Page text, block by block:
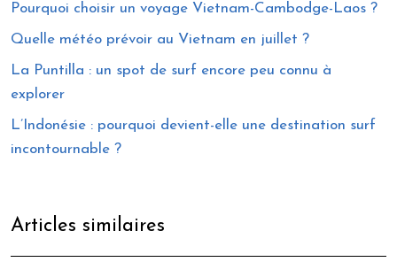
Pourquoi choisir un voyage Vietnam-Cambodge-Laos ?
Quelle météo prévoir au Vietnam en juillet ?
La Puntilla : un spot de surf encore peu connu à
explorer
L’Indonésie : pourquoi devient-elle une destination surf
incontournable ?
Articles similaires